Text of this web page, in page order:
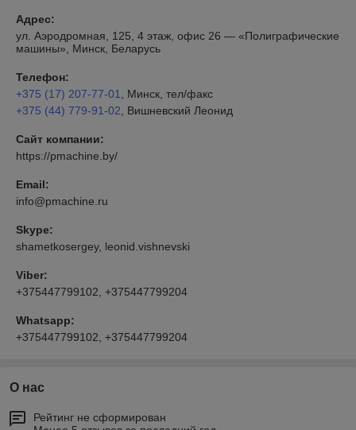
Адрес:
ул. Аэродромная, 125, 4 этаж, офис 26 — «Полиграфические
машины», Минск, Беларусь
Телефон:
+375 (17) 207-77-01, Минск, тел/факс
+375 (44) 779-91-02, Вишневский Леонид
Сайт компании:
https://pmachine.by/
Email:
info@pmachine.ru
Skype:
shametkosergey, leonid.vishnevski
Viber:
+375447799102, +375447799204
Whatsapp:
+375447799102, +375447799204
О нас
Рейтинг не сформирован